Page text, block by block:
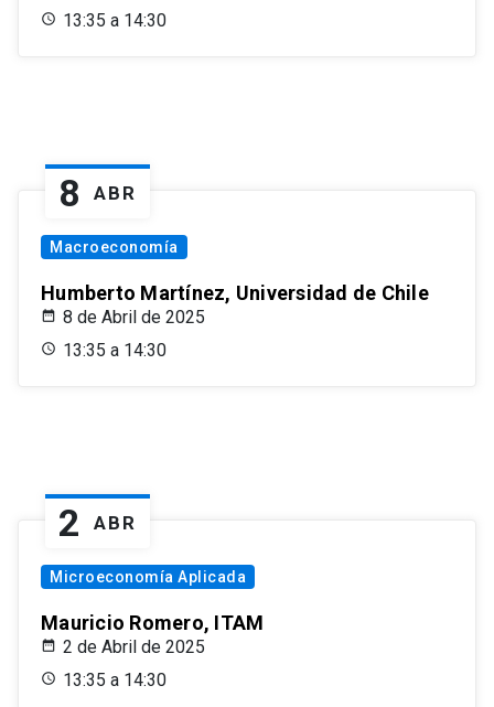
13:35 a 14:30
8 ABR
Macroeconomía
Humberto Martínez, Universidad de Chile
8 de Abril de 2025
13:35 a 14:30
2 ABR
Microeconomía Aplicada
Mauricio Romero, ITAM
2 de Abril de 2025
13:35 a 14:30